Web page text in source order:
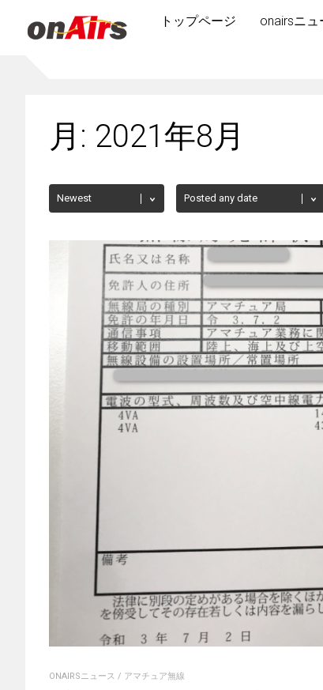
トップページ onairsニュ
月: 2021年8月
ONAIRSニュース / アマチュア無線